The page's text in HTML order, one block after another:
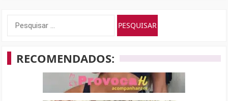
Pesquisar
RECOMENDADOS: